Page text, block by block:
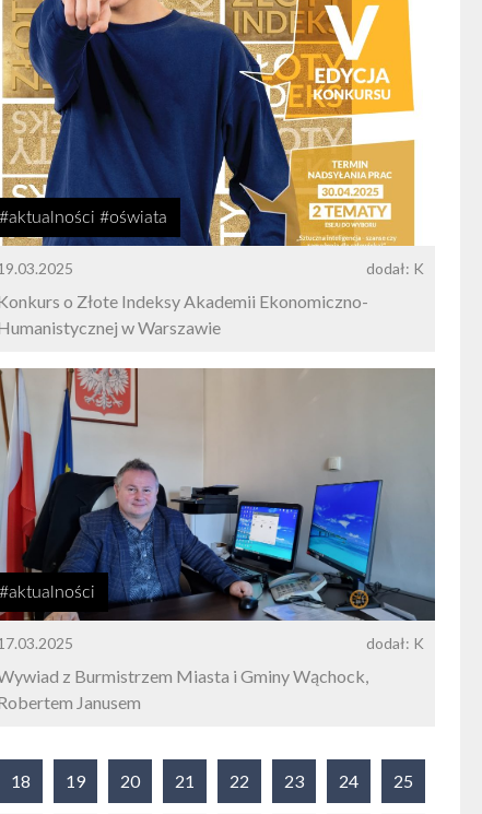
#aktualności #oświata
dodał: K
o Złote Indeksy Akademii Ekonomiczno-
w Warszawie
#aktualności
dodał: K
z Burmistrzem Miasta i Gminy Wąchock,
Janusem
18 19 20 21 22 23 24 25